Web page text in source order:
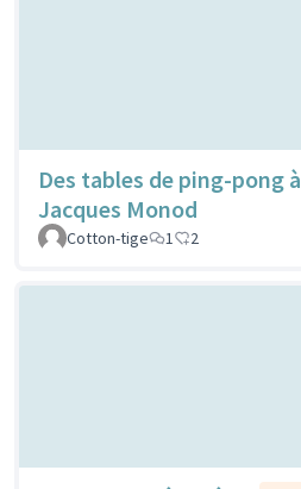
Des tables de ping-pong à
Jacques Monod
Cotton-tige
1 2